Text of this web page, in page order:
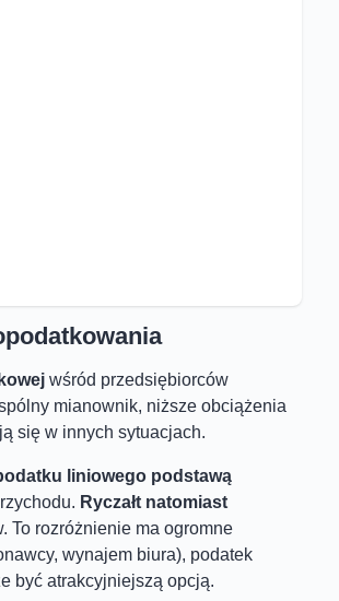
wśród przedsiębiorców
mianownik, niższe obciążenia
się w innych sytuacjach.
liniowego podstawą
Ryczałt natomiast
To rozróżnienie ma ogromne
wynajem biura), podatek
być atrakcyjniejszą opcją.